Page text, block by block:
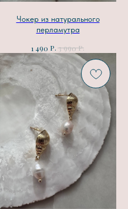
Чокер из натурального
перламутра
1 490 р. 3 990р.